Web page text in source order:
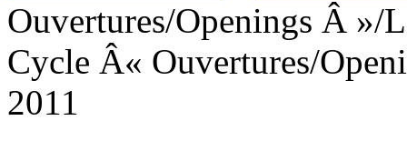
Ouvertures/Openings Â »/
Cycle Â« Ouvertures/
2011